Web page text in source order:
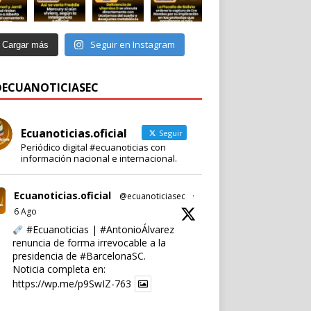
Cargar más Seguir en Instagram
Ecuanoticias.oficial Seguir
Periódico digital #ecuanoticias con
información nacional e internacional.
Ecuanoticias.oficial @ecuanoticiasec
·
6 Ago
#Ecuanoticias | #AntonioÁlvarez
renuncia de forma irrevocable a la
presidencia de #BarcelonaSC.
Noticia completa en:
https://wp.me/p9SwIZ-763